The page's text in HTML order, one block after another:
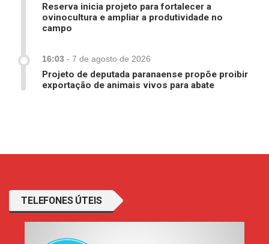
Reserva inicia projeto para fortalecer a
ovinocultura e ampliar a produtividade no
campo
16:03 - 7 de agosto de 2026
Projeto de deputada paranaense propõe proibir
exportação de animais vivos para abate
TELEFONES ÚTEIS